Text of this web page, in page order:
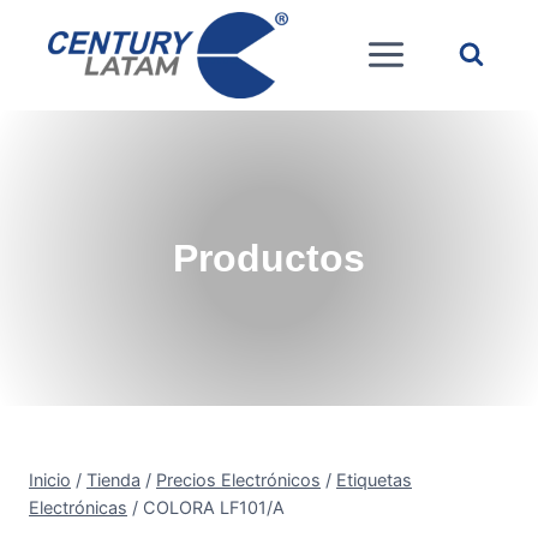
contenido
Productos
Inicio / Tienda / Precios Electrónicos / Etiquetas
Electrónicas / COLORA LF101/A